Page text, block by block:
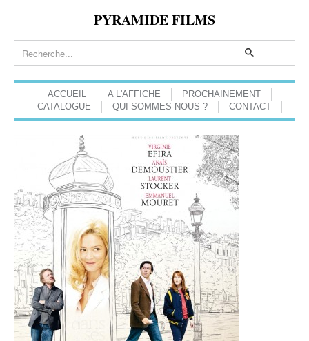
PYRAMIDE FILMS
ACCUEIL A L'AFFICHE
PROCHAINEMENT
CATALOGUE
QUI SOMMES-NOUS ? CONTACT